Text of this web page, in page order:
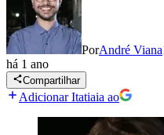
PorAndré Viana
há 1 ano
Compartilhar
Adicionar Itatiaia ao